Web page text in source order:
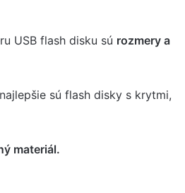
USB flash disku sú rozmery a
sú flash disky s krytmi,
materiál.